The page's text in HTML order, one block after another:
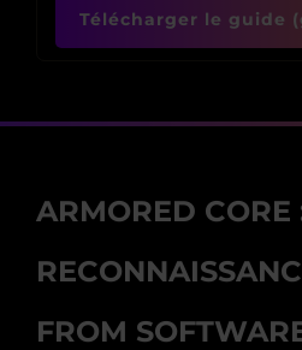
Télécharger le guide
ARMORED CORE
FROM